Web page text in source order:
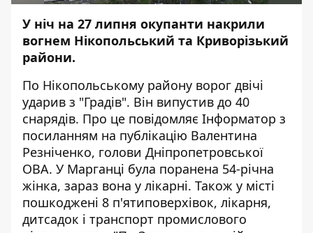
У ніч на 27 липня окупанти накрили
вогнем Нікопольський та Криворізький
райони.
По Нікопольському району ворог двічі
ударив з "Градів". Він випустив до 40
снарядів. Про це повідомляє Інформатор з
посиланням на публікацію Валентина
Резніченко, голови Дніпропетровської
ОВА. У Марганці була поранена 54-річна
жінка, зараз вона у лікарні. Також у місті
пошкоджені 8 п'ятиповерхівок, лікарня,
дитсадок і транспорт промислового